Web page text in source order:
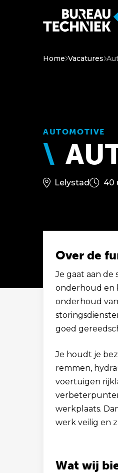
Home Vacatures
AUTOMOTIVE
Lelystad 40
Solliciteer
Over de
Je gaat aan de
onderhoud en
onderhoud
goed
Je houdt je
remmen,
voertuigen
werkplaats.
werk veilig en
Wat wij